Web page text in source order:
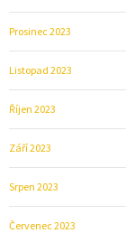
Prosinec 2023
Listopad 2023
Říjen 2023
Září 2023
Srpen 2023
Červenec 2023